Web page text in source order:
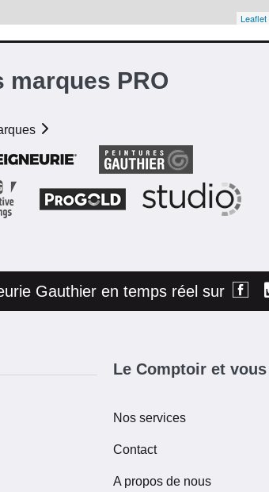
Leaflet
marques PRO
Gauthier en temps réel sur
Le Comptoir et vous
Nos services
Contact
A propos de nous